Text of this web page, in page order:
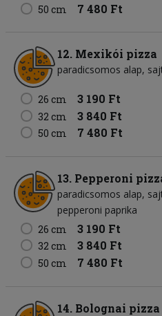
50 cm 7 480 Ft
12. Mexikói pizza
paradicsomos alap
26 cm 3 190 Ft
32 cm 3 840 Ft
50 cm 7 480 Ft
13. Pepperoni
paradicsomos alap
pepperoni paprika
26 cm
3 190 Ft
32 cm 3 840 Ft
50 cm 7 480 Ft
14. Bolognai pizza